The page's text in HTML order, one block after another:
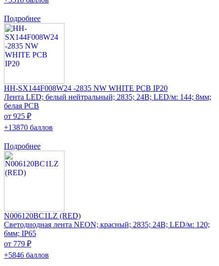
Подробнее
HH-SX144F008W24 -2835 NW WHITE PCB IP20
Лента LED; белый нейтральный; 2835; 24В; LED/м: 144; 8мм;
белая PCB
от 925 ₽
+13870 баллов
Подробнее
N006120BC1LZ (RED)
Светодиодная лента NEON; красный; 2835; 24В; LED/м: 120;
6мм; IP65
от 779 ₽
+5846 баллов